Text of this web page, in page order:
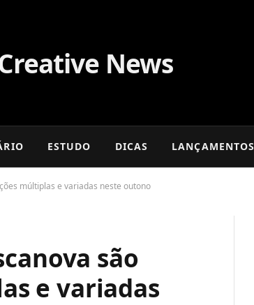
ESTUDO DICAS LANÇAMENTOS
múltiplas e variadas neste outono
são
e variadas